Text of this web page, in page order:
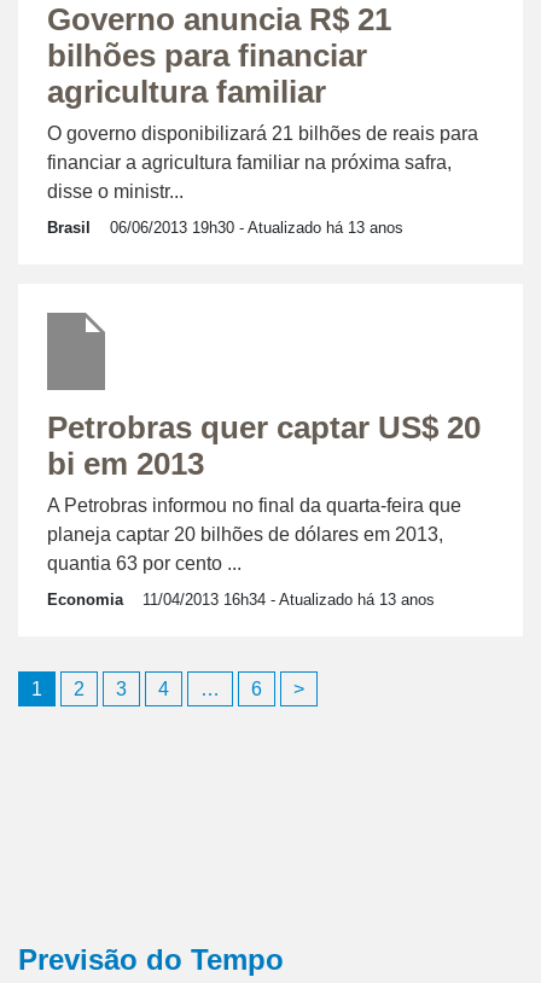
Governo anuncia R$ 21
bilhões para financiar
agricultura familiar
O governo disponibilizará 21 bilhões de reais para
financiar a agricultura familiar na próxima safra,
disse o ministr...
Brasil 06/06/2013 19h30 - Atualizado há 13 anos
Petrobras quer captar US$ 20
bi em 2013
A Petrobras informou no final da quarta-feira que
planeja captar 20 bilhões de dólares em 2013,
quantia 63 por cento ...
Economia 11/04/2013 16h34 - Atualizado há 13 anos
Paginação
1 2 3 4 … 6 >
Previsão do Tempo